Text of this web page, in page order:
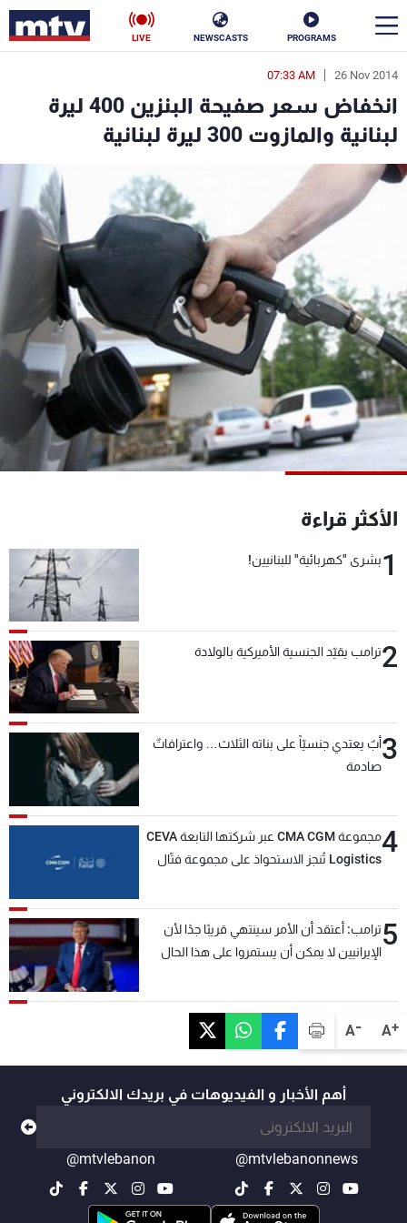
PROGRAMS
NEWSCASTS
LIVE
A+
A-
26 Nov 2014
07:33 AM
انخفاض سعر صفيحة البنزين 400 ليرة
لبنانية والمازوت 300 ليرة لبنانية
الأكثر قراءة
1بشرى "كهربائية" للبنانيين!
2ترامب يقيّد الجنسية الأميركية بالولادة
3أبٌ يعتدي جنسيّاً على بناته الثلاث… واعترافاتٌ
صادمة
4
مجموعة CMA CGM عبر شركتها التابعة CEVA
Logistics تُنجز الاستحواذ على مجموعة فتّال
5ترامب: أعتقد أن الأمر سينتهي قريبًا جدًا لأن
الإيرانيين لا يمكن أن يستمروا على هذا الحال
أهم الأخبار و الفيديوهات في بريدك الالكتروني
@mtvlebanonnews
@mtvlebanon
en
الأخبار
سياسة
إقتصاد فن
رياضة
كأس العالم
البرامج
جدول البرامج
شاهد البرامج
الترددات
عن MTV
الإنـتـاج
شروط الإسـتخدام